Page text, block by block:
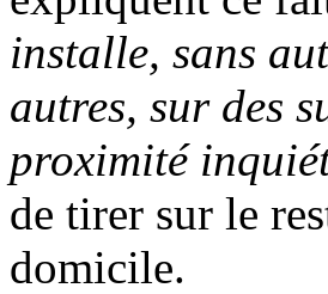
installe, sans
autres, sur des
proximité
de tirer sur le
domicile.